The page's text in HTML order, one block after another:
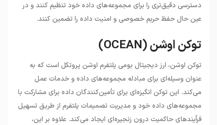
دسترسی دقیق‌تری را برای مجموعه‌های داده خود تنظیم کنند و در
عین حال حفظ حریم خصوصی و امنیت داده را تضمین کنند.
توکن اوشن (OCEAN)
توکن اوشن، ارز دیجیتال بومی پلتفرم اوشن پروتکل است که به
عنوان وسیله‌ای برای مبادله مجموعه‌های داده و خدمات عمل
می‌کند. این توکن انگیزه‌ای برای تأمین‌کنندگان داده برای مشارکت با
مجموعه‌های داده خود و مدیریت تصمیمات پلتفرم از طریق تسهیل
فرآیندهای حاکمیت درون زنجیره‌ای ایجاد می‌کند. علاوه بر این،